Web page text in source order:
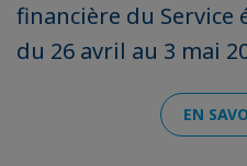
financière du Service
du 26 avril au 3 mai
EN